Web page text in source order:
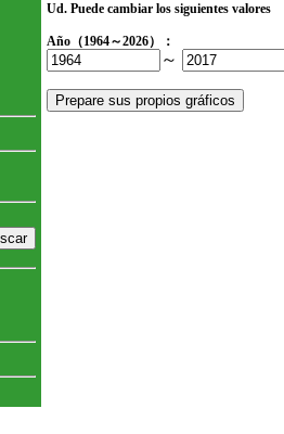
Ud. Puede cambiar los siguientes valores
Año（1964～2026）：
～